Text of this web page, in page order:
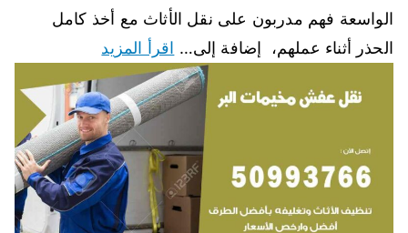
الواسعة فهم مدربون على نقل الأثاث مع أخذ كامل
الحذر أثناء عملهم، إضافة إلى… اقرأ المزيد